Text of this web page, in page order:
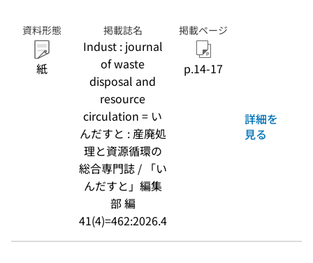
資料形態
紙
掲載誌名
Indust : journal
of waste
disposal and
resource
circulation = い
んだすと : 産廃処
理と資源循環の
総合専門誌 / 「い
んだすと」編集
部 編
41(4)=462:2026.4
掲載ページ
p.14-17
詳細を
見る